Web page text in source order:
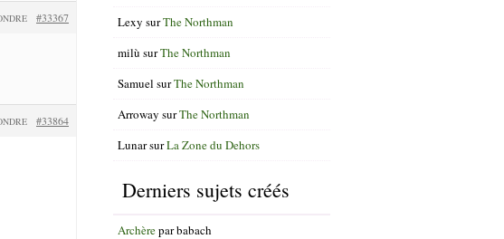
#33367
#33864
Lexy surThe Northman
milù surThe Northman
Samuel surThe Northman
Arroway surThe Northman
LunarsurLa Zone du Dehors
Derniers sujets créés
Archèreparbabach